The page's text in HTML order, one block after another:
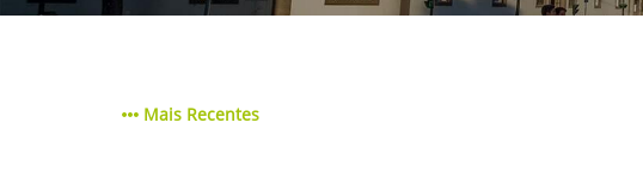
Mais Recentes